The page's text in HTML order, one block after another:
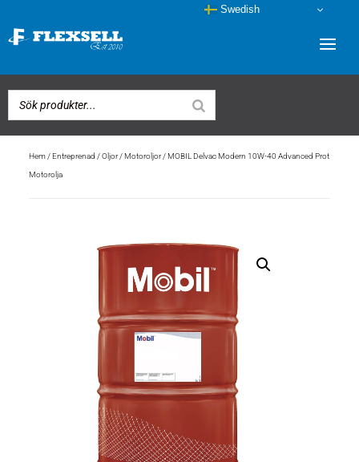
Hem/Entreprenad /Oljor/Motoroljor/ MOBIL Delvac Modern 10W-40 Advanced Prot
Motorolja
Swedish